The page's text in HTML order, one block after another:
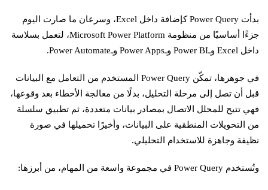
بدأت Power Query كإضافة داخل Excel، وسرعان ما صارت اليوم
جزءًا أساسيًا من منظومة Microsoft Power Platform، لتعمل بسلاسة
داخل Excel وـPower BI وـPower Apps وـPower Automate.
في جوهرها، تمكّن Power Query المستخدم من التعامل مع البيانات
قبل أن تصل إلى مرحلة التحليل، بدلًا من معالجة الأخطاء بعد وقوعها،
فهي تتيح للمحلل الاتصال بمصادر بيانات متعددة، ثم تطبيق سلسلة
من التحويلات المنطقية على البيانات، وأخيرًا تحميلها في صورة
نظيفة وجاهزة للاستخدام التحليلي.
وتُستخدم Power Query في مجموعة واسعة من المهام، من أبرزها: